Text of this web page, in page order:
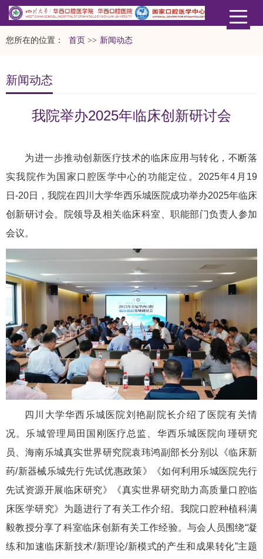
您所在的位置： 首页 >> 新闻动态
新闻动态
我院举办2025年临床创新研讨会
为进一步推动创新医疗技术的临床应用与转化，不断落
实我院作为国家口腔医学中心的功能定位。2025年4月19
日-20日，我院在四川大学华西乐城医院成功举办2025年临床
创新研讨会。院领导及相关临床科室、职能部门负责人参加
会议。
四川大学华西乐城医院刘艳副院长介绍了医院有关情
况。乐城管理局田国刚医疗总监、华西乐城医院向瑾研究
员、海南乐城真实世界研究院袁玮鸿副部长分别以《临床新
药/新器械乐城先行先试优惠政策》《如何利用乐城医院先行
先试资源开展临床研究》《真实世界研究助力高质量口腔临
床医学研究》为题进行了有关工作介绍。我院口腔种植科满
毅教授分享了科室临床创新有关工作经验。与会人员围绕“凝
练和加速临床新技术/新理论/新模式的产生和成果转化”主题